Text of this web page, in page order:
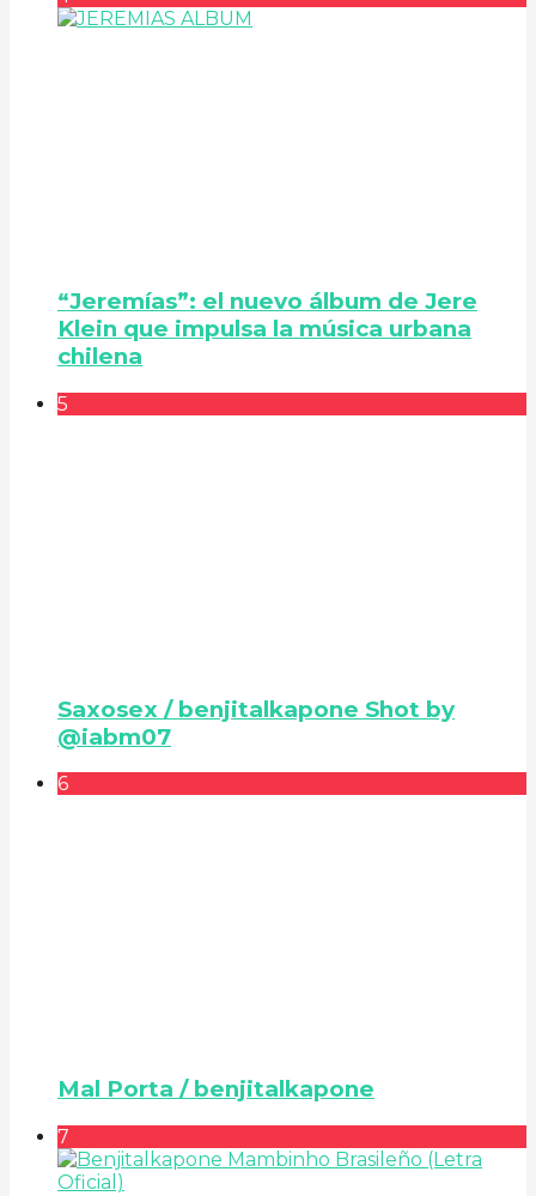
“Jeremías”: el nuevo álbum de Jere
Klein que impulsa la música urbana
chilena
5
Saxosex / benjitalkapone Shot by
@iabm07
6
Mal Porta / benjitalkapone
7